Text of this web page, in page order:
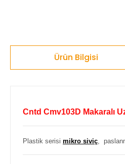
Ürün Bilgisi
Cntd Cmv103D Makaralı
Plastik serisi mikro siviç,